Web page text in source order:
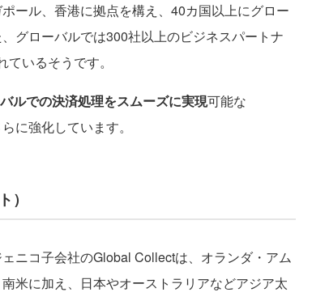
ール、香港に拠点を構え、40カ国以上にグロー
グローバルでは300社以上のビジネスパートナ
いるそうです。
ルでの決済処理をスムーズに実現可能な
に強化しています。
）
ニコ子会社のGlobal Collectは、オランダ・アム
米に加え、日本やオーストラリアなどアジア太